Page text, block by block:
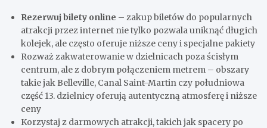
Rezerwuj bilety online – zakup biletów do popularnych
atrakcji przez internet nie tylko pozwala uniknąć długich
kolejek, ale często oferuje niższe ceny i specjalne pakiety
Rozważ zakwaterowanie w dzielnicach poza ścisłym
centrum, ale z dobrym połączeniem metrem – obszary
takie jak Belleville, Canal Saint-Martin czy południowa
część 13. dzielnicy oferują autentyczną atmosferę i niższe
ceny
Korzystaj z darmowych atrakcji, takich jak spacery po